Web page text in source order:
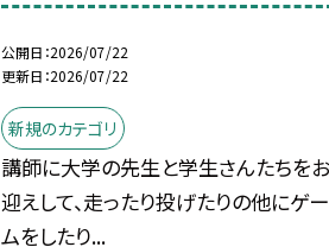
公開日 2026/07/22
更新日 2026/07/22
新規のカテゴリ
講師に大学の先生と学生さんたちをお
迎えして、走ったり投げたりの他にゲー
ムをしたり...